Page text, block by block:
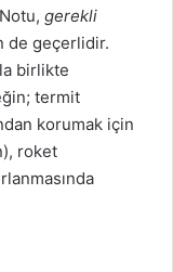
gerekli
de geçerlidir.
birlikte
termit
korumak için
roket